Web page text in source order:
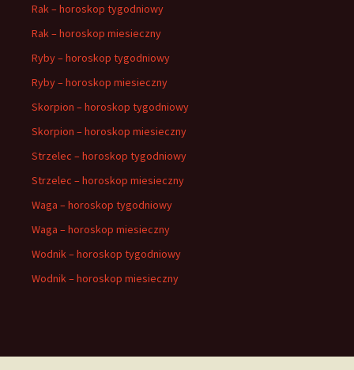
Rak – horoskop tygodniowy
Rak – horoskop miesieczny
Ryby – horoskop tygodniowy
Ryby – horoskop miesieczny
Skorpion – horoskop tygodniowy
Skorpion – horoskop miesieczny
Strzelec – horoskop tygodniowy
Strzelec – horoskop miesieczny
Waga – horoskop tygodniowy
Waga – horoskop miesieczny
Wodnik – horoskop tygodniowy
Wodnik – horoskop miesieczny